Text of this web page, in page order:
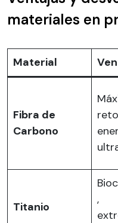
materiales en
Material
Fibra de
Carbono
Titanio
,